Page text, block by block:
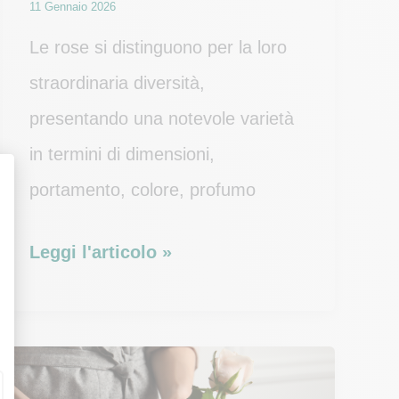
11 Gennaio 2026
Le rose si distinguono per la loro
straordinaria diversità,
presentando una notevole varietà
in termini di dimensioni,
portamento, colore, profumo
Le
rose
Leggi l'articolo »